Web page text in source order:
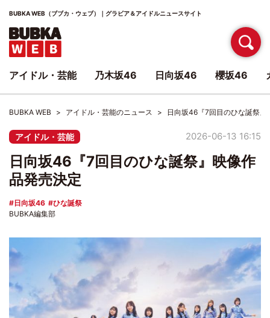
BUBKA WEB（ブブカ・ウェブ）｜グラビア＆アイドルニュースサイト
BUBKA WEB アイドル・芸能のニュース 日向坂46『7回目のひな誕祭』
アイドル・芸能 2026-06-13 16:15
日向坂46『7回目のひな誕祭』映像作
品発売決定
日向坂46
ひな誕祭
BUBKA編集部
アイドル・芸能 乃木坂46 日向坂46 櫻坂46